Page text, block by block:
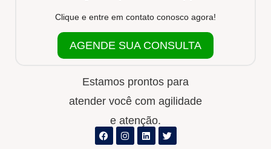
Clique e entre em contato conosco agora!
AGENDE SUA CONSULTA
Estamos prontos para
atender você com agilidade
e atenção.